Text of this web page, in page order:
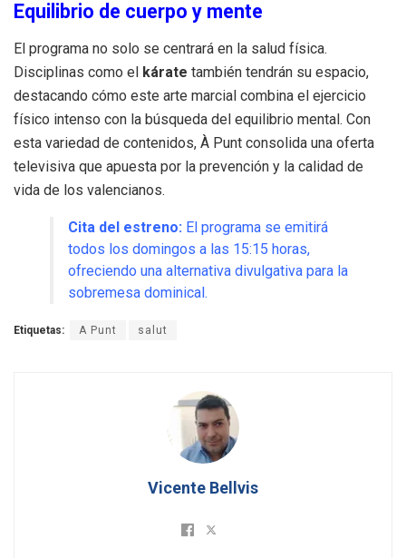
Equilibrio de cuerpo y mente
El programa no solo se centrará en la salud física.
Disciplinas como el kárate también tendrán su espacio,
destacando cómo este arte marcial combina el ejercicio
físico intenso con la búsqueda del equilibrio mental. Con
esta variedad de contenidos, À Punt consolida una oferta
televisiva que apuesta por la prevención y la calidad de
vida de los valencianos.
Cita del estreno: El programa se emitirá
todos los domingos a las 15:15 horas,
ofreciendo una alternativa divulgativa para la
sobremesa dominical.
Etiquetas: A Punt salut
Vicente Bellvis